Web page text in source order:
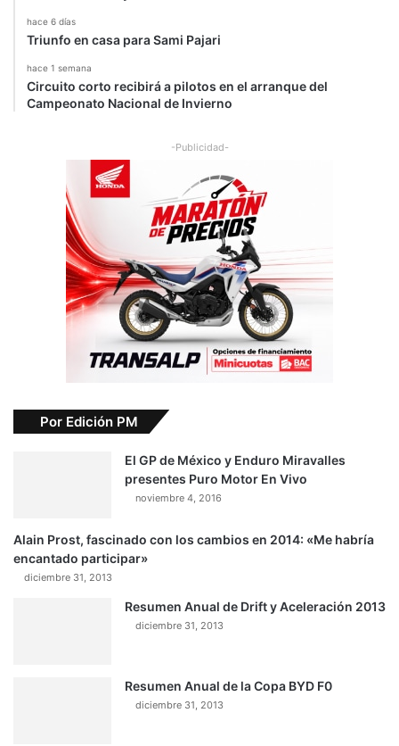
hace 6 días
Triunfo en casa para Sami Pajari
hace 1 semana
Circuito corto recibirá a pilotos en el arranque del
Campeonato Nacional de Invierno
-Publicidad-
Por Edición PM
El GP de México y Enduro Miravalles
presentes Puro Motor En Vivo
noviembre 4, 2016
Alain Prost, fascinado con los cambios en 2014: «Me habría
encantado participar»
diciembre 31, 2013
Resumen Anual de Drift y Aceleración 2013
diciembre 31, 2013
Resumen Anual de la Copa BYD F0
diciembre 31, 2013